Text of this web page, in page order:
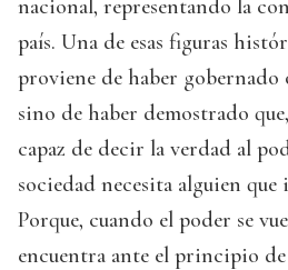
nacional, representando la
país. Una de esas figuras
proviene de haber gobernado
sino de haber demostrado
capaz de decir la verdad al
sociedad necesita alguien
Porque, cuando el poder se
encuentra ante el principio